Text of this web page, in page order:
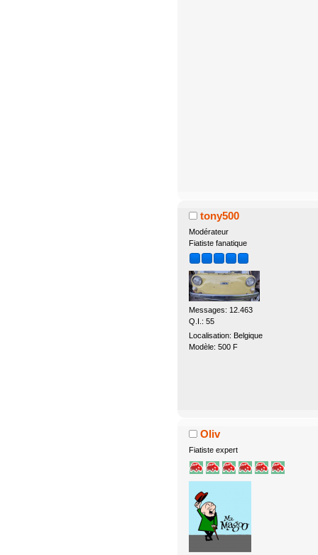
tony500
Modérateur
Fiatiste fanatique
Messages: 12.463
Q.I.: 55
Localisation: Belgique
Modèle: 500 F
Oliv
Fiatiste expert